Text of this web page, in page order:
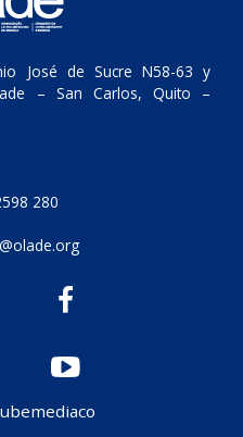
José de Sucre N58-63 y
– San Carlos, Quito –
280